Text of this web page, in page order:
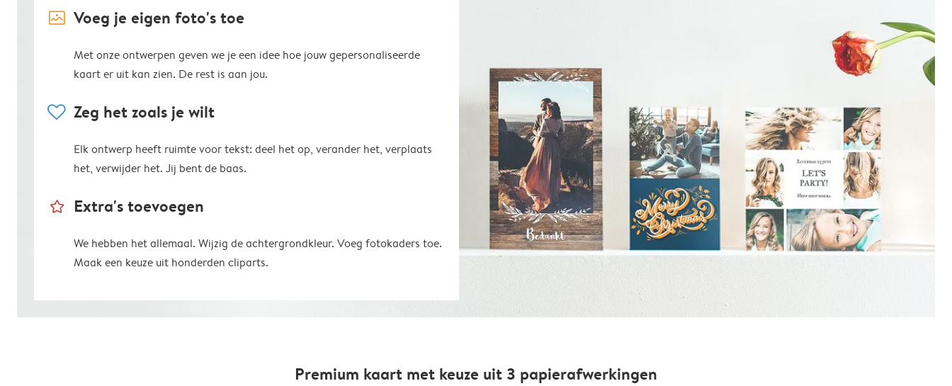
image_placeholder Voeg je eigen foto's toe
Met onze ontwerpen geven we je een idee hoe jouw gepersonaliseerde
kaart er uit kan zien. De rest is aan jou.
heart Zeg het zoals je wilt
Elk ontwerp heeft ruimte voor tekst: deel het op, verander het, verplaats
het, verwijder het. Jij bent de baas.
star_outline Extra's toevoegen
We hebben het allemaal. Wijzig de achtergrondkleur. Voeg fotokaders toe.
Maak een keuze uit honderden cliparts.
Premium kaart met keuze uit 3 papierafwerkingen